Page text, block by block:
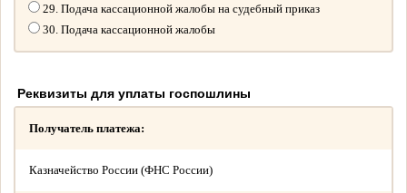
29. Подача кассационной жалобы на судебный приказ
30. Подача кассационной жалобы
Реквизиты для уплаты госпошлины
Получатель платежа:
Казначейство России (ФНС России)